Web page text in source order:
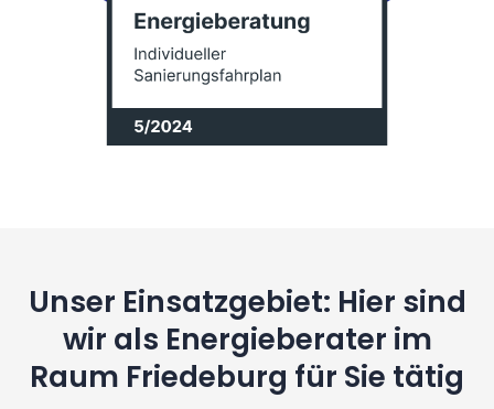
Unser Einsatzgebiet: Hier sind
wir als Energieberater im
Raum Friedeburg für Sie tätig